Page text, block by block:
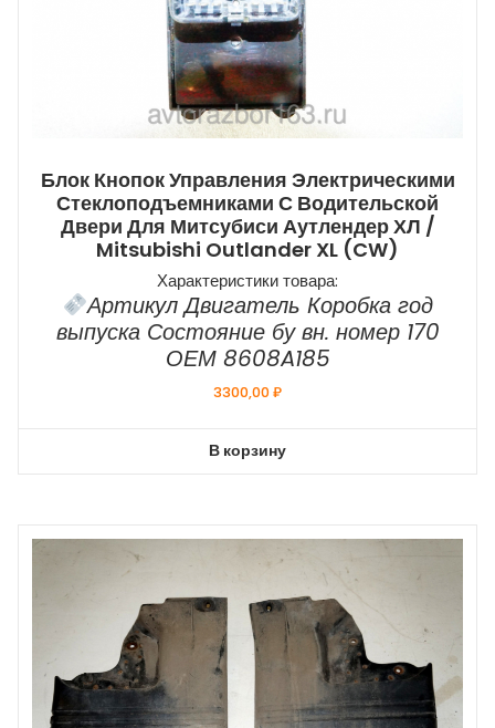
Блок Кнопок Управления Электрическими
Стеклоподъемниками С Водительской
Двери Для Митсубиси Аутлендер ХЛ /
Mitsubishi Outlander XL (CW)
Характеристики товара:
Артикул Двигатель Коробка год
выпуска Состояние бу вн. номер 170
ОЕМ 8608A185
3300,00₽
В корзину